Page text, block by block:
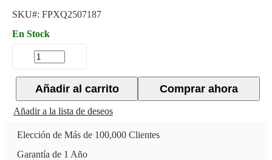
SKU#: FPXQ2507187
En Stock
Comprar ahora
Añadir al carrito
Añadir a la lista de deseos
Elección de Más de 100,000 Clientes
Garantía de 1 Año